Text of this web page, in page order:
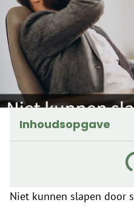
Inhoudsopgave
Niet kunnen slapen door